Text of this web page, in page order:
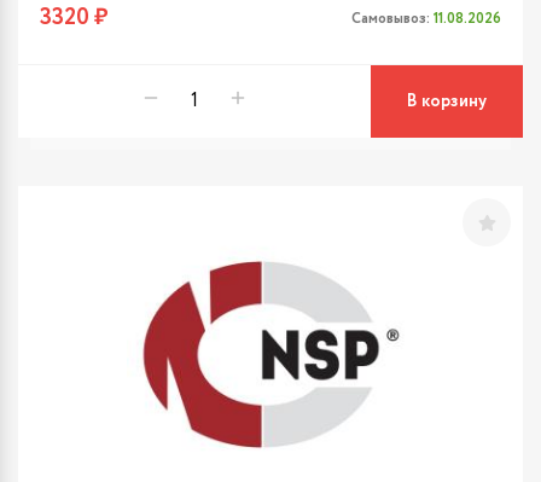
3320 ₽ Самовывоз: 11.08.2026
В корзину